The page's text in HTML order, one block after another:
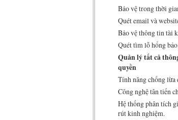
Bảo vệ trong thời
Quét email và
Bảo vệ thông tin tài
Quét tìm lỗ hổng
Quản lý tất cả
quyền
Tính năng chống lừa
Công nghệ tân tiến
Hệ thống phân tích
rút kinh nghiệm.